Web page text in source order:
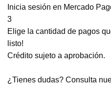
Inicia sesión en Mercado
3
Elige la cantidad de pagos
listo!
Crédito sujeto a aprobación.
¿Tienes dudas? Consulta